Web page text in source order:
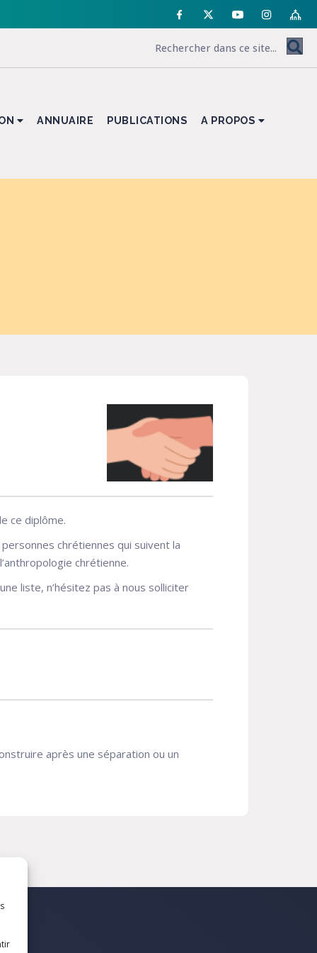
ANNUAIRE PUBLICATIONS A PROPOS
ce diplôme.
chrétiennes qui suivent la
chrétienne.
liste, n’hésitez pas à nous solliciter
après une séparation ou un